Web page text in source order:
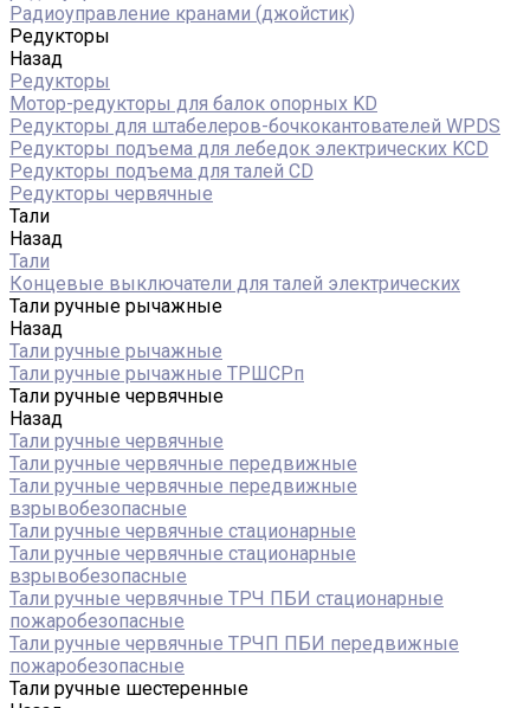
Радиоуправление кранами (джойстик)
Редукторы
Назад
Редукторы
Мотор-редукторы для балок опорных KD
Редукторы для штабелеров-бочкокантователей WPDS
Редукторы подъема для лебедок электрических KCD
Редукторы подъема для талей CD
Редукторы червячные
Тали
Назад
Тали
Концевые выключатели для талей электрических
Тали ручные рычажные
Назад
Тали ручные рычажные
Тали ручные рычажные ТРШСРп
Тали ручные червячные
Назад
Тали ручные червячные
Тали ручные червячные передвижные
Тали ручные червячные передвижные
взрывобезопасные
Тали ручные червячные стационарные
Тали ручные червячные стационарные
взрывобезопасные
Тали ручные червячные ТРЧ ПБИ стационарные
пожаробезопасные
Тали ручные червячные ТРЧП ПБИ передвижные
пожаробезопасные
Тали ручные шестеренные